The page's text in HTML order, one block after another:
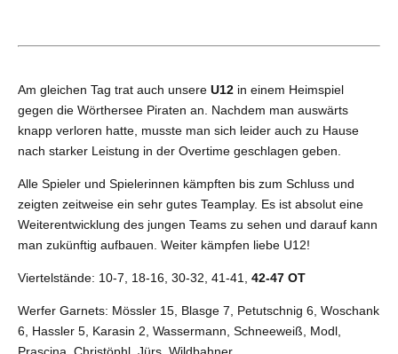
Am gleichen Tag trat auch unsere U12 in einem Heimspiel
gegen die Wörthersee Piraten an. Nachdem man auswärts
knapp verloren hatte, musste man sich leider auch zu Hause
nach starker Leistung in der Overtime geschlagen geben.
Alle Spieler und Spielerinnen kämpften bis zum Schluss und
zeigten zeitweise ein sehr gutes Teamplay. Es ist absolut eine
Weiterentwicklung des jungen Teams zu sehen und darauf kann
man zukünftig aufbauen. Weiter kämpfen liebe U12!
Viertelstände: 10-7, 18-16, 30-32, 41-41, 42-47 OT
Werfer Garnets: Mössler 15, Blasge 7, Petutschnig 6, Woschank
6, Hassler 5, Karasin 2, Wassermann, Schneeweiß, Modl,